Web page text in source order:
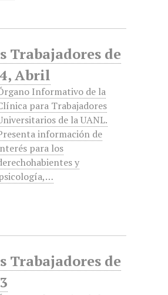
Trabajadores de
Abril
Informativo de la
para Trabajadores
de la UANL.
información de
para los
y
Trabajadores de